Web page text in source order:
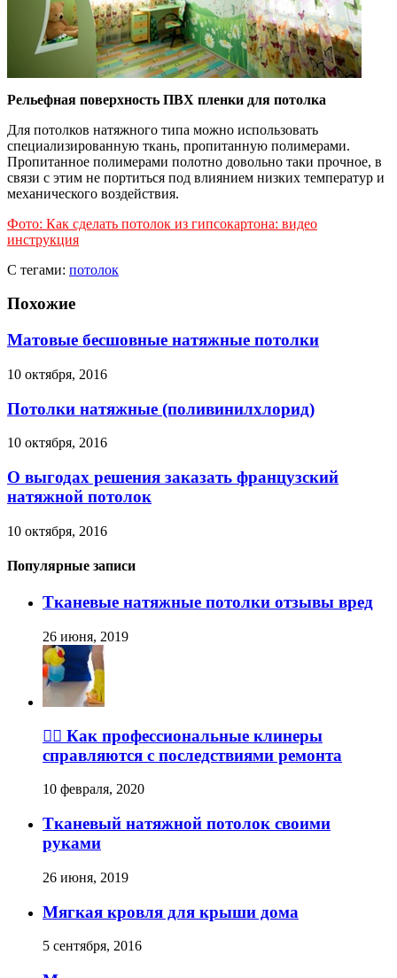
Рельефная поверхность ПВХ пленки для потолка
Для потолков натяжного типа можно использовать
специализированную ткань, пропитанную полимерами.
Пропитанное полимерами полотно довольно таки прочное, в
связи с этим не портиться под влиянием низких температур и
механического воздействия.
Фото: Как сделать потолок из гипсокартона: видео
инструкция
С тегами: потолок
Похожие
Матовые бесшовные натяжные потолки
10 октября, 2016
Потолки натяжные (поливинилхлорид)
10 октября, 2016
О выгодах решения заказать французский
натяжной потолок
10 октября, 2016
Популярные записи
Тканевые натяжные потолки отзывы вред
26 июня, 2019
👉🏽 Как профессиональные клинеры
справляются с последствиями ремонта
10 февраля, 2020
Тканевый натяжной потолок своими
руками
26 июня, 2019
Мягкая кровля для крыши дома
5 сентября, 2016